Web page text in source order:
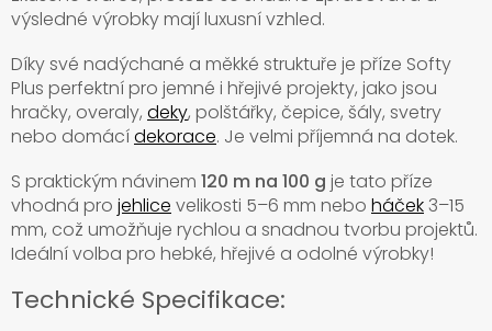
výsledné výrobky mají luxusní vzhled.
Díky své nadýchané a měkké struktuře je příze Softy
Plus perfektní pro jemné i hřejivé projekty, jako jsou
hračky, overaly, deky, polštářky, čepice, šály, svetry
nebo domácídekorace. Je velmi příjemná na dotek.
S praktickým návinem 120 m na 100 g je tato příze
vhodná pro jehlice velikosti 5–6 mm nebo háček3–15
mm, což umožňuje rychlou a snadnou tvorbu projektů.
Ideální volba pro hebké, hřejivé a odolné výrobky!
Technické Specifikace: